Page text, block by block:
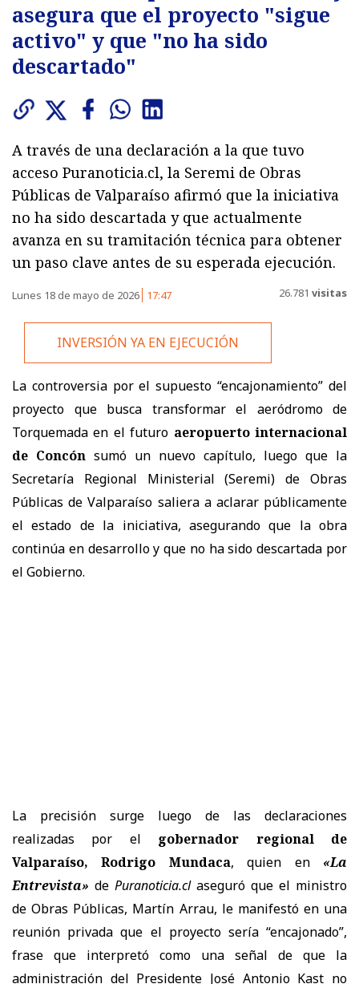
asegura que el proyecto "sigue
activo" y que "no ha sido
descartado"
A través de una declaración a la que tuvo
acceso Puranoticia.cl, la Seremi de Obras
Públicas de Valparaíso afirmó que la iniciativa
no ha sido descartada y que actualmente
avanza en su tramitación técnica para obtener
un paso clave antes de su esperada ejecución.
Lunes 18 de mayo de 2026 17:47 26.781 visitas
INVERSIÓN YA EN EJECUCIÓN
La controversia por el supuesto “encajonamiento” del
proyecto que busca transformar el aeródromo de
Torquemada en el futuro aeropuerto internacional
de Concón sumó un nuevo capítulo, luego que la
Secretaría Regional Ministerial (Seremi) de Obras
Públicas de Valparaíso saliera a aclarar públicamente
el estado de la iniciativa, asegurando que la obra
continúa en desarrollo y que no ha sido descartada por
el Gobierno.
La precisión surge luego de las declaraciones
realizadas por el gobernador regional de
Valparaíso, Rodrigo Mundaca, quien en «La
Entrevista» de Puranoticia.claseguró que el ministro
de Obras Públicas, Martín Arrau, le manifestó en una
reunión privada que el proyecto sería “encajonado”,
frase que interpretó como una señal de que la
administración del Presidente José Antonio Kast no